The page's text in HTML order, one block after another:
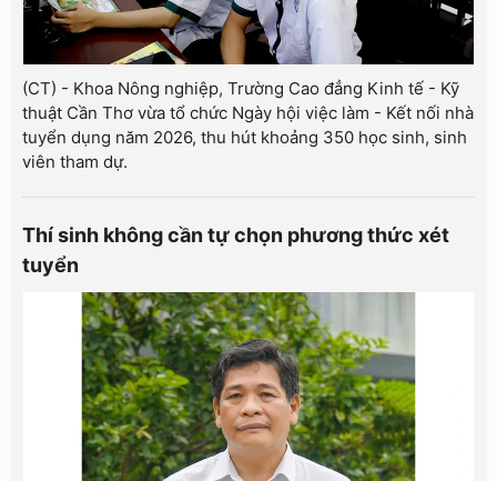
(CT) - Khoa Nông nghiệp, Trường Cao đẳng Kinh tế - Kỹ
thuật Cần Thơ vừa tổ chức Ngày hội việc làm - Kết nối nhà
tuyển dụng năm 2026, thu hút khoảng 350 học sinh, sinh
viên tham dự.
Thí sinh không cần tự chọn phương thức xét
tuyển